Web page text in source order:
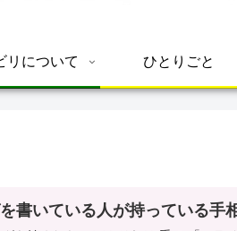
リについて ひとりごと
書いている人が持っている手